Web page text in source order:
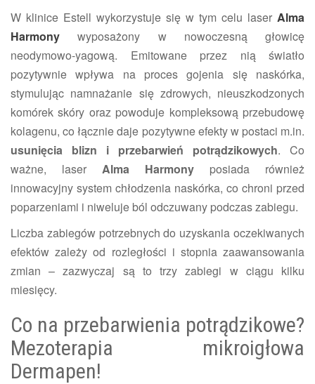
W klinice Estell wykorzystuje się w tym celu laser Alma
Harmony wyposażony w nowoczesną głowicę
neodymowo-yagową. Emitowane przez nią światło
pozytywnie wpływa na proces gojenia się naskórka,
stymulując namnażanie się zdrowych, nieuszkodzonych
komórek skóry oraz powoduje kompleksową przebudowę
kolagenu, co łącznie daje pozytywne efekty w postaci m.in.
usunięcia blizn i przebarwień potrądzikowych. Co
ważne, laser Alma Harmony posiada również
innowacyjny system chłodzenia naskórka, co chroni przed
poparzeniami i niweluje ból odczuwany podczas zabiegu.
Liczba zabiegów potrzebnych do uzyskania oczekiwanych
efektów zależy od rozległości i stopnia zaawansowania
zmian – zazwyczaj są to trzy zabiegi w ciągu kilku
miesięcy.
Co na przebarwienia potrądzikowe?
Mezoterapia mikroigłowa
Dermapen!